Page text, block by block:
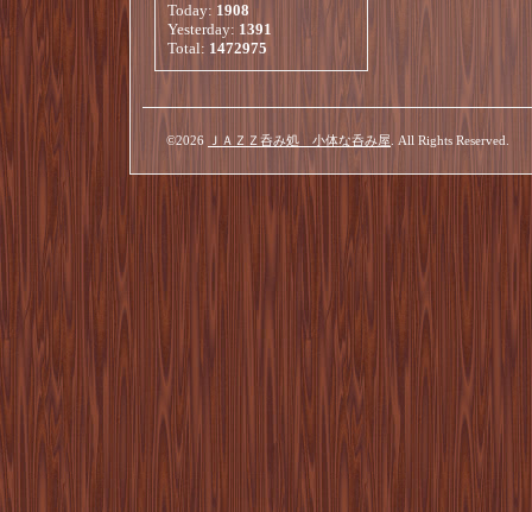
Today: 1908
Yesterday: 1391
Total: 1472975
©2026 ＪＡＺＺ呑み処 小体な呑み屋 . All Rights Reserved.